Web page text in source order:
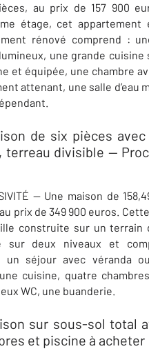
au prix de 157 900
étage, cet appartement
rénové comprend :
une grande cuisine
et équipée, une chambre
attenant, une salle d’eau
de six pièces avec
terreau divisible —
— Une maison de
prix de 349 900 euros.
construite sur un terrain
sur deux niveaux et
un séjour avec véranda
cuisine, quatre
WC, une buanderie.
sur sous-sol total
et piscine à acheter